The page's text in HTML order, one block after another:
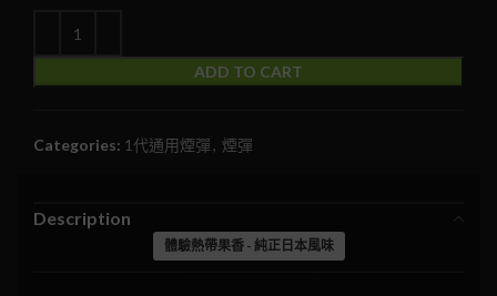
ADD TO CART
Categories: 1代通用煙彈 , 煙彈
Description
體驗熱帶果香 - 純正日本風味